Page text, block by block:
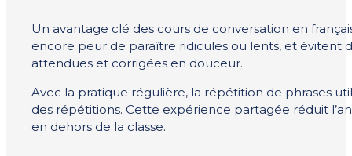
Un avantage clé des cours de conversation en
encore peur de paraître ridicules ou lents, et évitent
attendues et corrigées en douceur.
Avec la pratique régulière, la répétition de phrases
des répétitions. Cette expérience partagée réduit
en dehors de la classe.